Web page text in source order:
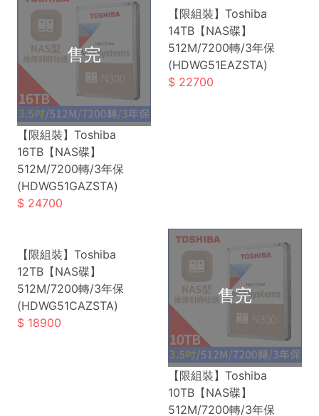
【限組裝】Toshiba
16TB【NAS碟】
512M/7200轉/3年保
(HDWG51GAZSTA)
24700
【限組裝】Toshiba
14TB【NAS碟】
512M/7200轉/3年保
(HDWG51EAZSTA)
22700
【限組裝】Toshiba
12TB【NAS碟】
512M/7200轉/3年保
(HDWG51CAZSTA)
18900
【限組裝】Toshiba
10TB【NAS碟】
512M/7200轉/3年保